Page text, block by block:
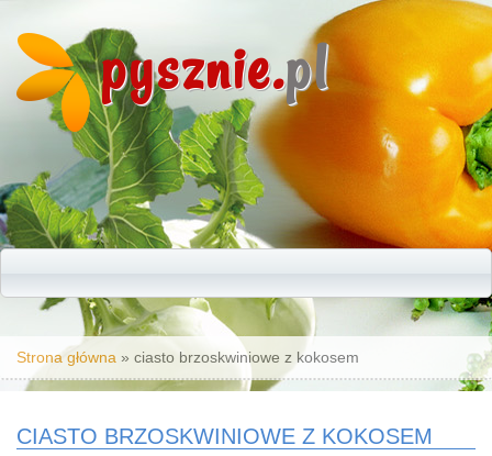
pysznie.pl
Jesteś tutaj
Strona główna » ciasto brzoskwiniowe z kokosem
CIASTO BRZOSKWINIOWE Z KOKOSEM